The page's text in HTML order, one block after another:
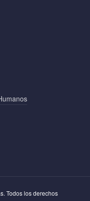
Todos los derechos